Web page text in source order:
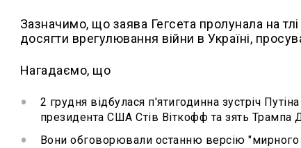
Зазначимо, що заява Гегсета пролунала на
досягти врегулювання війни в Україні,
Нагадаємо, що
2 грудня відбулася п'ятигодинна зустріч
президента США Стів Віткофф та зять
Вони обговорювали останню версію